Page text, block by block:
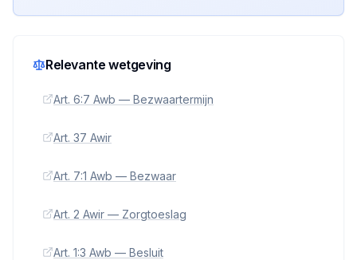
Relevante wetgeving
Art. 6:7 Awb — Bezwaartermijn
Art. 37 Awir
Art. 7:1 Awb — Bezwaar
Art. 2 Awir — Zorgtoeslag
Art. 1:3 Awb — Besluit